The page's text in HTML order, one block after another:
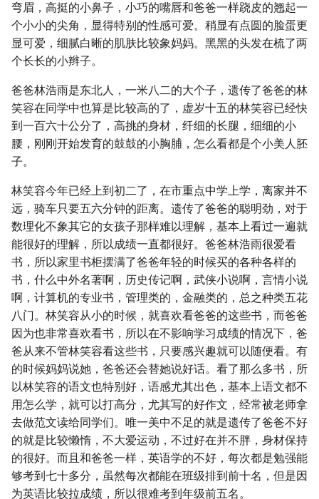
弯眉，高挺的小鼻子，小巧的嘴唇和爸爸一样跷皮的翘起一
个小小的尖角，显得特别的性感可爱。稍显有点圆的脸蛋更
显可爱，细腻白晰的肌肤比较象妈妈。黑黑的头发在梳了两
个长长的小辫子。
爸爸林浩雨是东北人，一米八二的大个子，遗传了爸爸的林
笑容在同学中也算是比较高的了，虚岁十五的林笑容已经快
到一百六十公分了，高挑的身材，纤细的长腿，细细的小
腰，刚刚开始发育的鼓鼓的小胸脯，怎么看都是个小美人胚
子。
林笑容今年已经上到初二了，在市重点中学上学，离家并不
远，骑车只要五六分钟的距离。遗传了爸爸的聪明劲，对于
数理化不象其它的女孩子那样难以理解，基本上看过一遍就
能很好的理解，所以成绩一直都很好。爸爸林浩雨很爱看
书，所以家里书柜摆满了爸爸年轻的时候买的各种各样的
书，什么中外名著啊，历史传记啊，武侠小说啊，言情小说
啊，计算机的专业书，管理类的，金融类的，总之种类五花
八门。林笑容从小的时候，就喜欢看爸爸的这些书，而爸爸
因为也非常喜欢看书，所以在不影响学习成绩的情况下，爸
爸从来不管林笑容看这些书，只要感兴趣就可以随便看。有
的时候妈妈说她，爸爸还会替她说好话。看了那么多书，所
以林笑容的语文也特别好，语感尤其出色，基本上语文都不
用怎么学，就可以打高分，尤其写的好作文，经常被老师拿
去做范文读给同学们。唯一美中不足的就是遗传了爸爸不好
的就是比较懒惰，不大爱运动，不过好在并不胖，身材保持
的很好。而且和爸爸一样，英语学的不好，每次都是勉强能
够考到七十多分，虽然每次都能在班级排到前十名，但是因
为英语比较拉成绩，所以很难考到年级前五名。